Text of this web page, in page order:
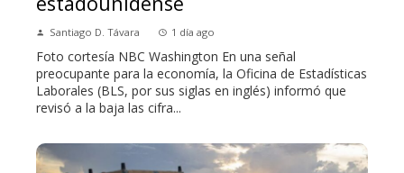
Santiago D. Távara 1 día ago
Foto cortesía NBC Washington En una señal
preocupante para la economía, la Oficina de Estadísticas
Laborales (BLS, por sus siglas en inglés) informó que
revisó a la baja las cifra...